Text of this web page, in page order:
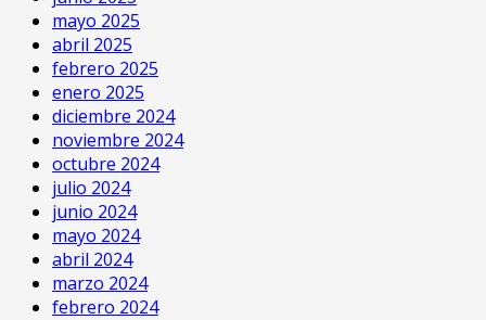
mayo 2025
abril 2025
febrero 2025
enero 2025
diciembre 2024
noviembre 2024
octubre 2024
julio 2024
junio 2024
mayo 2024
abril 2024
marzo 2024
febrero 2024